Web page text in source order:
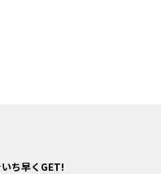
ち早くGET!